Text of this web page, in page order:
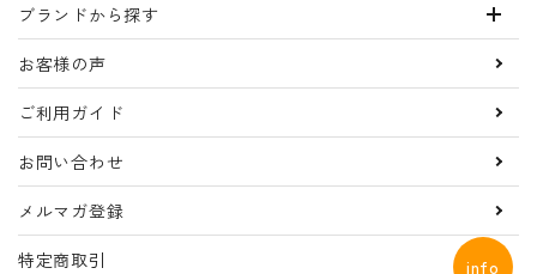
info
ブランドから探す
お客様の声
ご利用ガイド
お問い合わせ
メルマガ登録
特定商取引